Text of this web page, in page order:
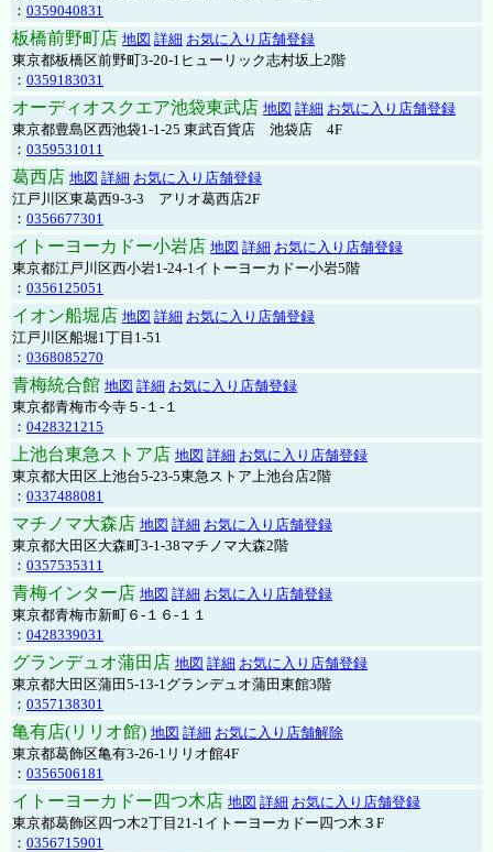
： 0359040831
板橋前野町店 地図 詳細 お気に入り店舗登録
東京都板橋区前野町3-20-1ヒューリック志村坂上2階
： 0359183031
オーディオスクエア池袋東武店 地図 詳細 お気に入り店舗登録
東京都豊島区西池袋1-1-25 東武百貨店 池袋店 4F
： 0359531011
葛西店 地図 詳細 お気に入り店舗登録
江戸川区東葛西9-3-3 アリオ葛西店2F
： 0356677301
イトーヨーカドー小岩店 地図 詳細 お気に入り店舗登録
東京都江戸川区西小岩1-24-1イトーヨーカドー小岩5階
： 0356125051
イオン船堀店 地図 詳細 お気に入り店舗登録
江戸川区船堀1丁目1-51
： 0368085270
青梅統合館 地図 詳細 お気に入り店舗登録
東京都青梅市今寺５-１-１
： 0428321215
上池台東急ストア店 地図 詳細 お気に入り店舗登録
東京都大田区上池台5-23-5東急ストア上池台店2階
： 0337488081
マチノマ大森店 地図 詳細 お気に入り店舗登録
東京都大田区大森町3-1-38マチノマ大森2階
： 0357535311
青梅インター店 地図 詳細 お気に入り店舗登録
東京都青梅市新町６-１６-１１
： 0428339031
グランデュオ蒲田店 地図 詳細 お気に入り店舗登録
東京都大田区蒲田5-13-1グランデュオ蒲田東館3階
： 0357138301
亀有店(リリオ館) 地図 詳細 お気に入り店舗解除
東京都葛飾区亀有3-26-1リリオ館4F
： 0356506181
イトーヨーカドー四つ木店 地図 詳細 お気に入り店舗登録
東京都葛飾区四つ木2丁目21-1イトーヨーカドー四つ木３F
： 0356715901